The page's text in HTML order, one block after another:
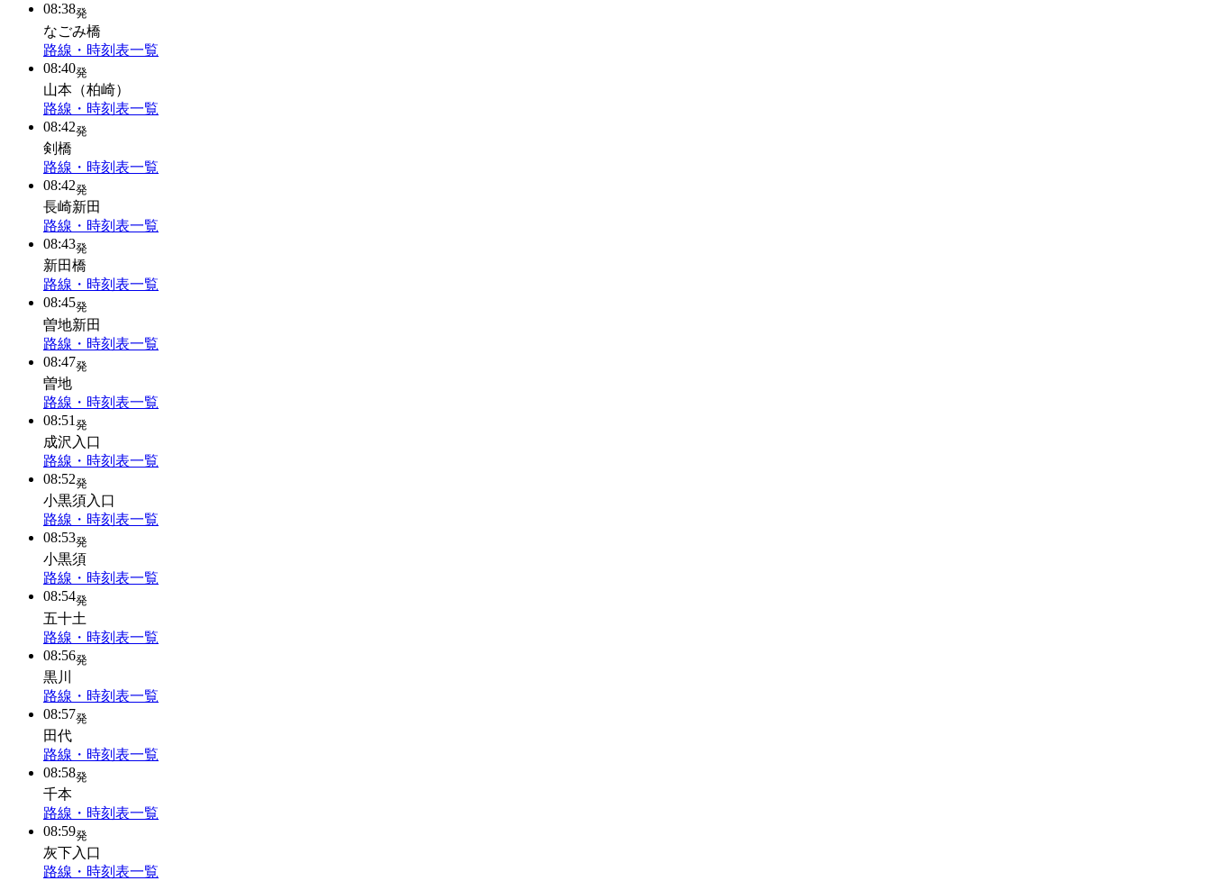
08:38発
なごみ橋
路線・時刻表一覧
08:40発
山本（柏崎）
路線・時刻表一覧
08:42発
剣橋
路線・時刻表一覧
08:42発
長崎新田
路線・時刻表一覧
08:43発
新田橋
路線・時刻表一覧
08:45発
曽地新田
路線・時刻表一覧
08:47発
曽地
路線・時刻表一覧
08:51 発
成沢入口
路線・時刻表一覧
08:52発
小黒須入口
路線・時刻表一覧
08:53発
小黒須
路線・時刻表一覧
08:54発
五十土
路線・時刻表一覧
08:56発
黒川
路線・時刻表一覧
08:57発
田代
路線・時刻表一覧
08:58発
千本
路線・時刻表一覧
08:59発
灰下入口
路線・時刻表一覧